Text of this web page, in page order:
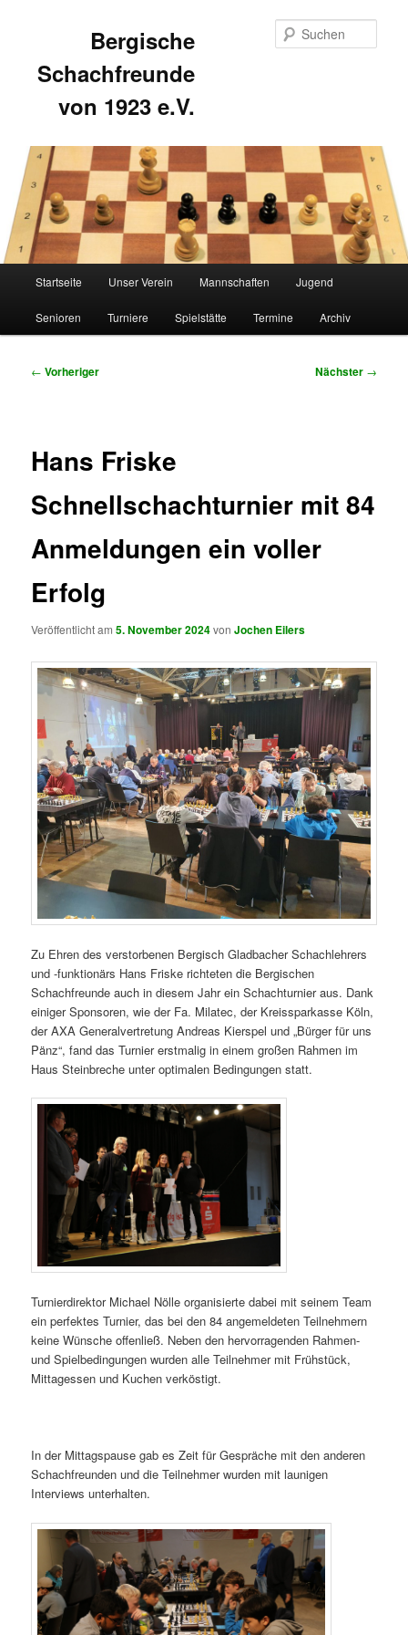
Bergische
Schachfreunde
von 1923 e.V.
Zum
primären
Zum
sekundären
Startseite Unser Verein Mannschaften Jugend
Senioren Turniere Spielstätte Termine Archiv
Beitragsnavigation
← Vorheriger Nächster →
Hans Friske
Schnellschachturnier mit 84
Anmeldungen ein voller
Erfolg
Veröffentlicht am5. November 2024vonJochen Eilers
Zu Ehren des verstorbenen Bergisch Gladbacher Schachlehrers
und -funktionärs Hans Friske richteten die Bergischen
Schachfreunde auch in diesem Jahr ein Schachturnier aus. Dank
einiger Sponsoren, wie der Fa. Milatec, der Kreissparkasse Köln,
der AXA Generalvertretung Andreas Kierspel und „Bürger für uns
Pänz“, fand das Turnier erstmalig in einem großen Rahmen im
Haus Steinbreche unter optimalen Bedingungen statt.
Turnierdirektor Michael Nölle organisierte dabei mit seinem Team
ein perfektes Turnier, das bei den 84 angemeldeten Teilnehmern
keine Wünsche offenließ. Neben den hervorragenden Rahmen-
und Spielbedingungen wurden alle Teilnehmer mit Frühstück,
Mittagessen und Kuchen verköstigt.
In der Mittagspause gab es Zeit für Gespräche mit den anderen
Schachfreunden und die Teilnehmer wurden mit launigen
Interviews unterhalten.